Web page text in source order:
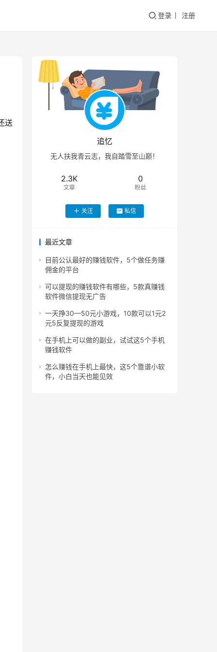
登录 注册
送
追忆
无人扶我青云志，我自踏雪至山巅！
2.3K
文章
0
粉丝
关注 私信
最近文章
目前公认最好的赚钱软件，5个做任务赚
佣金的平台
可以提现的赚钱软件有哪些，5款真赚钱
软件微信提现无广告
一天挣30—50元小游戏，10款可以1元2
元5反复提现的游戏
在手机上可以做的副业，试试这5个手机
赚钱软件
怎么赚钱在手机上最快，这5个靠谱小软
件，小白当天也能见效